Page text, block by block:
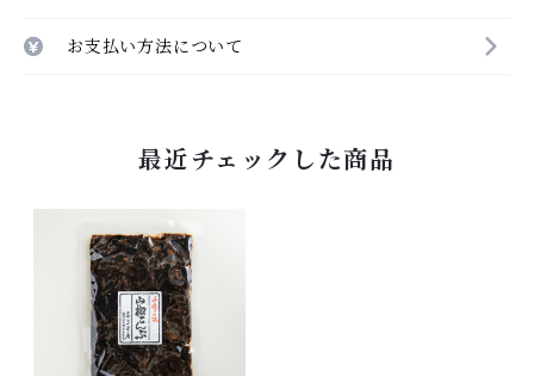
お支払い方法について
最近チェックした商品